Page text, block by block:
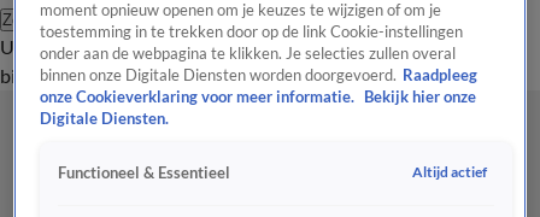
Zoeken
UitzendingenVandaag InsideDe OranjezomerShopUitzending
bijwonen
moment opnieuw openen om je keuzes te wijzigen of om je
toestemming in te trekken door op de link Cookie-instellingen
onder aan de webpagina te klikken. Je selecties zullen overal
binnen onze Digitale Diensten worden doorgevoerd. Raadpleeg
onze Cookieverklaring voor meer informatie.
Bekijk hier onze
Digitale Diensten.
Functioneel & Essentieel Altijd actief